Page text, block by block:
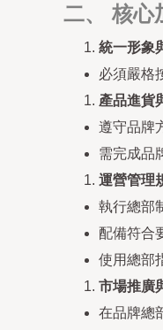
二、 核心
統一形象
必須嚴格
產品進貨
遵守品牌
需完成品
運營管理
執行總部
配備符合
使用總部
市場推廣
在品牌總